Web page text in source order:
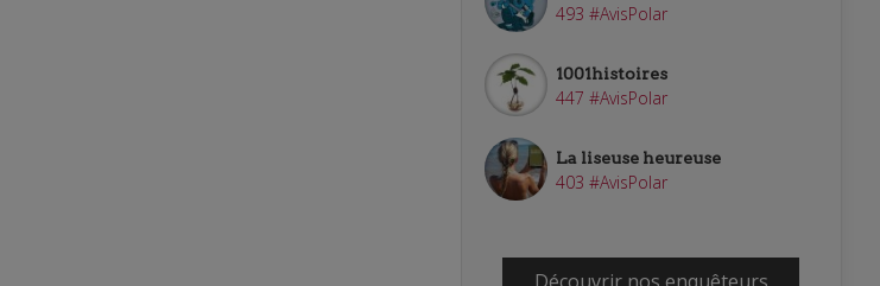
493 #AvisPolar
1001histoires
447 #AvisPolar
La liseuse heureuse
403 #AvisPolar